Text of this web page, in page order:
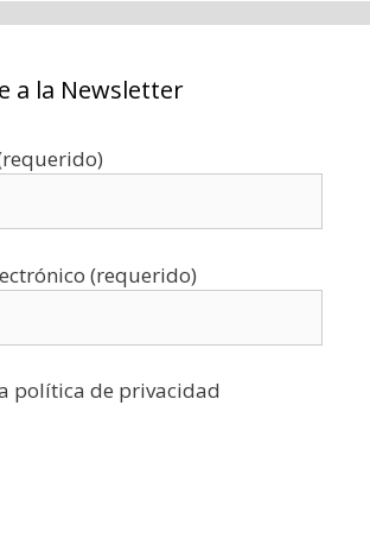
a la Newsletter
(requerido)
política de privacidad